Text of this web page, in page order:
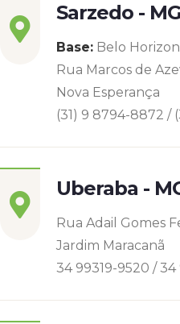
Sarzedo - MG
Base: Belo
Rua Marcos de
Nova Esperança
(31) 9 8794-8872 /
Uberaba -
Rua Adail Gomes
Jardim Maracanã
34 99319-9520 / 34